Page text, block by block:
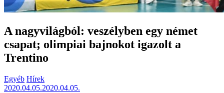
A nagyvilágból: veszélyben egy német
csapat; olimpiai bajnokot igazolt a
Trentino
Egyéb Hírek
2020.04.05.2020.04.05.